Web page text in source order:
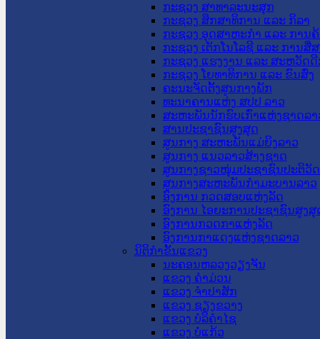
ກະຊວງ ສາທາລະນະສຸກ
ກະຊວງ ສຶກສາທິການ ແລະ ກິລາ
ກະຊວງ ອຸດສາຫະກຳ ແລະ ການຄ້
ກະຊວງ ເຕັກໂນໂລຊີ ແລະ ການສື່
ກະຊວງ ແຮງງານ ແລະ ສະຫວັດ
ກະຊວງ ໂຍທາທິການ ແລະ ຂົນສົ່ງ
ຄະນະຈັດຕັ້ງສູນກາງພັກ
ທະນາຄານແຫ່ງ ສປປ ລາວ
ສະຫະພັນນັກຮົບເກົ່າແຫ່ງຊາດລາ
ສານປະຊາຊົນສູງສຸດ
ສູນກາງ ສະຫະພັນແມ່ຍິງລາວ
ສູນກາງ ແນວລາວສ້າງຊາດ
ສູນກາງຊາວໜຸ່ມປະຊາຊົນປະຕິວັ
ສູນກາງສະຫະພັນກຳມະບານລາວ
ອົງການ ກວດສອບແຫ່ງລັດ
ອົງການ ໄອຍະການປະຊາຊົນສູງສຸ
ອົງການກວດກາແຫ່ງລັດ
ອົງການກາແດງແຫ່ງຊາດລາວ
ນິຕິກໍາຂັ້ນແຂວງ
ນະ​ຄອນ​ຫລວງວຽງຈັນ
ແຂວງ ຄໍາມ່ວນ
ແຂວງ ຈໍາປາສັກ
ແຂວງ ຊຽງຂວາງ
ແຂວງ ບໍລິຄໍາໄຊ
ແຂວງ ບໍ່ແກ້ວ